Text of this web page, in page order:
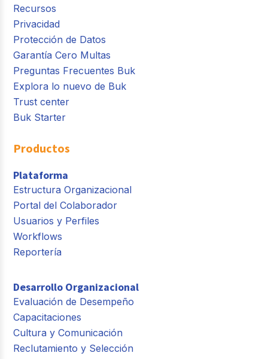
Recursos
Privacidad
Protección de Datos
Garantía Cero Multas
Preguntas Frecuentes Buk
Explora lo nuevo de Buk
Trust center
Buk Starter
Productos
Plataforma
Estructura Organizacional
Portal del Colaborador
Usuarios y Perfiles
Workflows
Reportería
Desarrollo Organizacional
Evaluación de Desempeño
Capacitaciones
Cultura y Comunicación
Reclutamiento y Selección